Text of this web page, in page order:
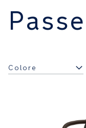
Colore